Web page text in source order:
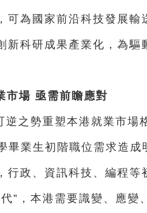
為國家前沿科技發展輸
科研成果產業化，為驅
市場 亟需前瞻應對
之勢重塑本港就業市場
業生初階職位需求造成
行政、資訊科技、編程等
”，本港需要識變、應變